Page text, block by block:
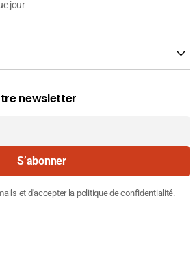
jour
newsletter
S’abonner
et d'accepter la politique de confidentialité.